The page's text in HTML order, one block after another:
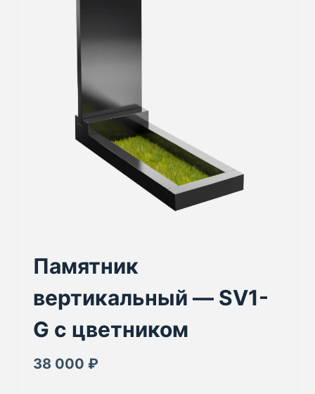
Памятник
вертикальный — SV1-
G с цветником
38 000 ₽